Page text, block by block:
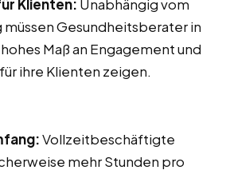
Klienten: Unabhängig vom
Gesundheitsberater in
Maß an Engagement und
ihre Klienten zeigen.
Vollzeitbeschäftigte
mehr Stunden pro